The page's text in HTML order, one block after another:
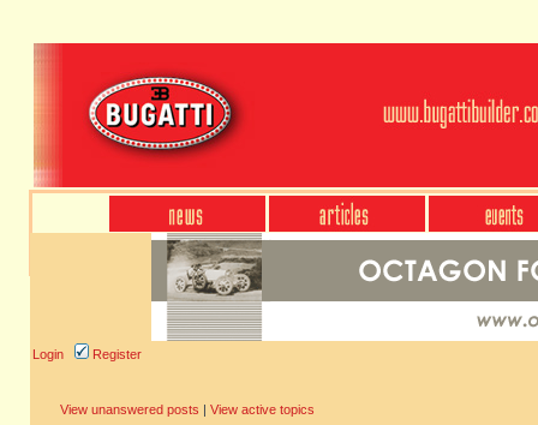
Login Register
View unanswered posts | View active topics